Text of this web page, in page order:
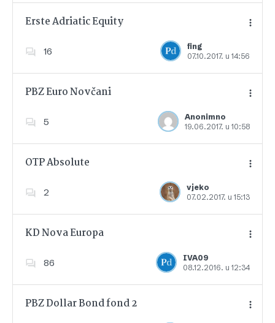
Erste Adriatic Equity
16
fing
07.10.2017. u 14:56
Dodajte u favorite
PBZ Euro Novčani
5
Anonimno
19.06.2017. u 10:58
Dodajte u favorite
OTP Absolute
2
vjeko
07.02.2017. u 15:13
Dodajte u favorite
KD Nova Europa
86
IVA09
08.12.2016. u 12:34
Dodajte u favorite
PBZ Dollar Bond fond 2